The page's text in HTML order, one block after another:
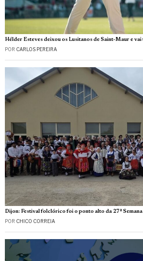
Hélder Esteves deixou os Lusitanos de Saint‑Maur e
POR CARLOS PEREIRA
Dijon: Festival folclórico foi o ponto alto da 27ª
POR CHICO CORREIA